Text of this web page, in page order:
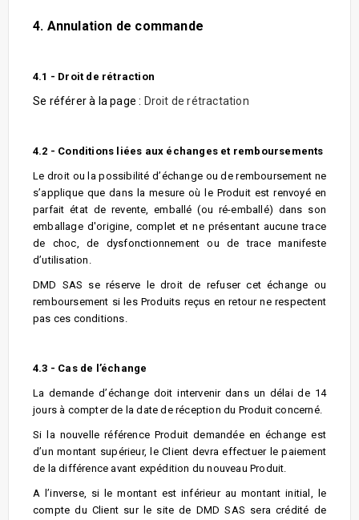
4. Annulation de commande
4.1 - Droit de rétraction
Se référer à la page : Droit de rétractation
4.2 - Conditions liées aux échanges et remboursements
Le droit ou la possibilité d’échange ou de remboursement ne
s’applique que dans la mesure où le Produit est renvoyé en
parfait état de revente, emballé (ou ré-emballé) dans son
emballage d'origine, complet et ne présentant aucune trace
de choc, de dysfonctionnement ou de trace manifeste
d’utilisation.
DMD SAS se réserve le droit de refuser cet échange ou
remboursement si les Produits reçus en retour ne respectent
pas ces conditions.
4.3 - Cas de l’échange
La demande d’échange doit intervenir dans un délai de 14
jours à compter de la date de réception du Produit concerné.
Si la nouvelle référence Produit demandée en échange est
d’un montant supérieur, le Client devra effectuer le paiement
de la différence avant expédition du nouveau Produit.
A l’inverse, si le montant est inférieur au montant initial, le
compte du Client sur le site de DMD SAS sera crédité de